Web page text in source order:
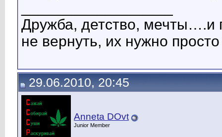
Дружба, детство, мечты….и
не вернуть, их нужно
29.06.2010, 20:45
Anneta DОvt
Junior Member